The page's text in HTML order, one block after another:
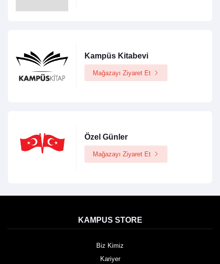
Kampüs Kitabevi
Mağazayı Ziyaret Et
Özel Günler
Mağazayı Ziyaret Et
KAMPUS STORE
Biz Kimiz
Kariyer